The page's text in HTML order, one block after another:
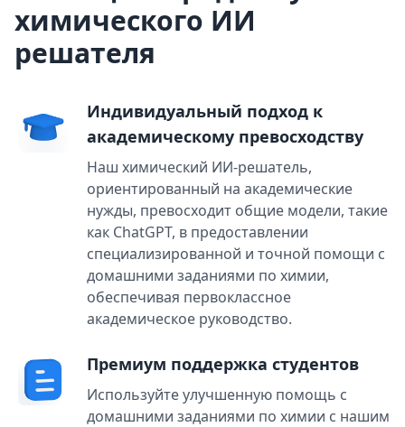
химического ИИ
решателя
Индивидуальный подход к
академическому превосходству
Наш химический ИИ-решатель,
ориентированный на академические
нужды, превосходит общие модели, такие
как ChatGPT, в предоставлении
специализированной и точной помощи с
домашними заданиями по химии,
обеспечивая первоклассное
академическое руководство.
Премиум поддержка студентов
Используйте улучшенную помощь с
домашними заданиями по химии с нашим